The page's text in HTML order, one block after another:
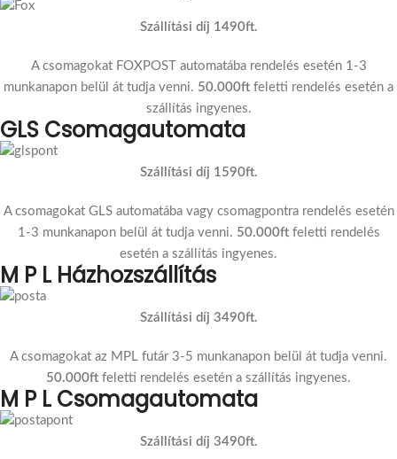
Szállítási díj 1490ft.
A csomagokat FOXPOST automatába rendelés esetén 1-3
munkanapon belül át tudja venni. 50.000ft feletti rendelés esetén a
szállítás ingyenes.
GLS Csomagautomata
Szállítási díj 1590ft.
A csomagokat GLS automatába vagy csomagpontra rendelés esetén
1-3 munkanapon belül át tudja venni. 50.000ftfeletti rendelés
esetén a szállítás ingyenes.
M P L Házhozszállítás
Szállítási díj 3490ft.
A csomagokat az MPL futár 3-5 munkanapon belül át tudja venni.
50.000ft feletti rendelés esetén a szállítás ingyenes.
M P L Csomagautomata
Szállítási díj 3490ft.